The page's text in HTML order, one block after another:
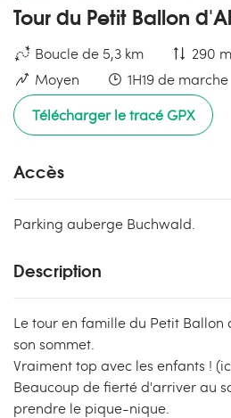
Tour du Petit Ballon
Boucle de 5,3 km
290
Moyen
1H19 de marche
Télécharger le tracé GPX
Accès
Parking auberge Buchwald.
Description
Le tour en famille du Petit Ballon
son sommet.
Vraiment top avec les enfants !
Beaucoup de fierté d'arriver au
prendre le pique-nique.